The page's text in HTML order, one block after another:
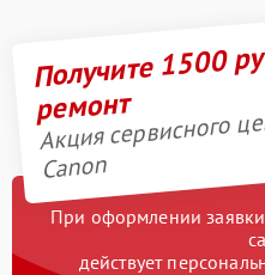
Получите 1500
ремонт
Акция сервисного
Canon
При оформлении
действует